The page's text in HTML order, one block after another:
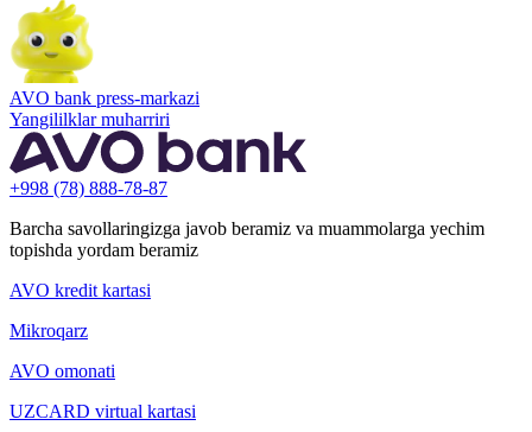
AVO bank press-markazi
Yangililklar muharriri
+998 (78) 888-78-87
Barcha savollaringizga javob beramiz va muammolarga yechim
topishda yordam beramiz
AVO kredit kartasi
Mikroqarz
AVO omonati
UZCARD virtual kartasi